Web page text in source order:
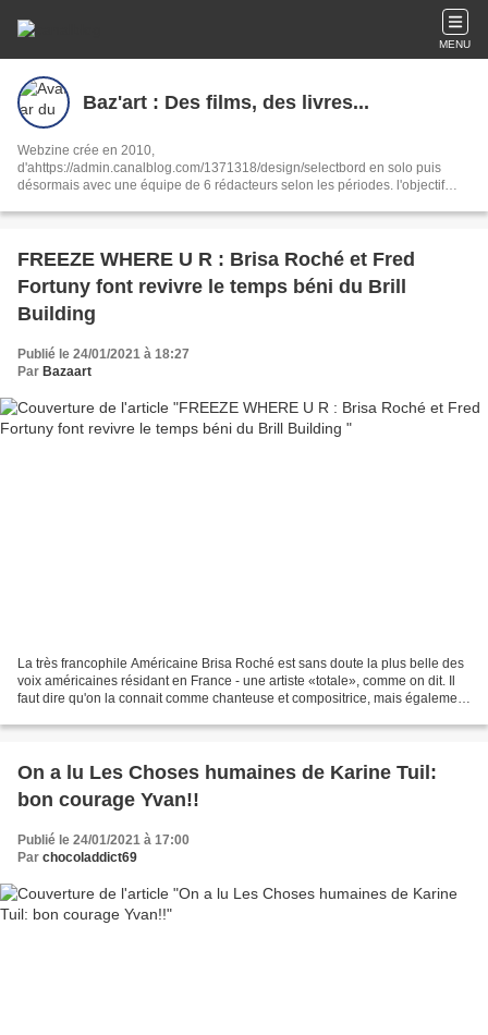
MENU
Baz'art : Des films, des livres...
Webzine crée en 2010,
d'ahttps://admin.canalblog.com/1371318/design/selectbord en solo puis
désormais avec une équipe de 6 rédacteurs selon les périodes. l'objectif
ciné, livres, musique, interviews, spectacles.
FREEZE WHERE U R : Brisa Roché et Fred
Fortuny font revivre le temps béni du Brill
Building
Publié le 24/01/2021 à 18:27
Par Bazaart
La très francophile Américaine Brisa Roché est sans doute la plus belle des
voix américaines résidant en France - une artiste «totale», comme on dit. Il
faut dire qu'on la connait comme chanteuse et compositrice, mais également
On a lu Les Choses humaines de Karine Tuil:
bon courage Yvan!!
Publié le 24/01/2021 à 17:00
Par chocoladdict69